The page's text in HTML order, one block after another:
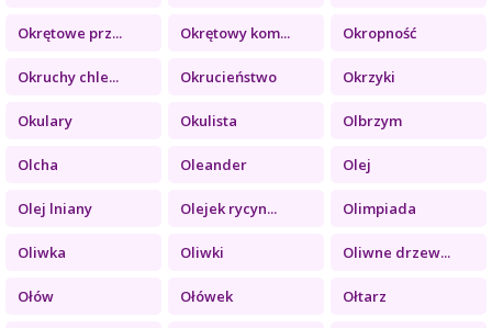
Okrętowe prz... Okrętowy kom... Okropność
Okruchy chle... Okrucieństwo Okrzyki
Okulary Okulista Olbrzym
Olcha Oleander Olej
Olej lniany Olejek rycyn... Olimpiada
Oliwka Oliwki Oliwne drzew...
Ołów Ołówek Ołtarz